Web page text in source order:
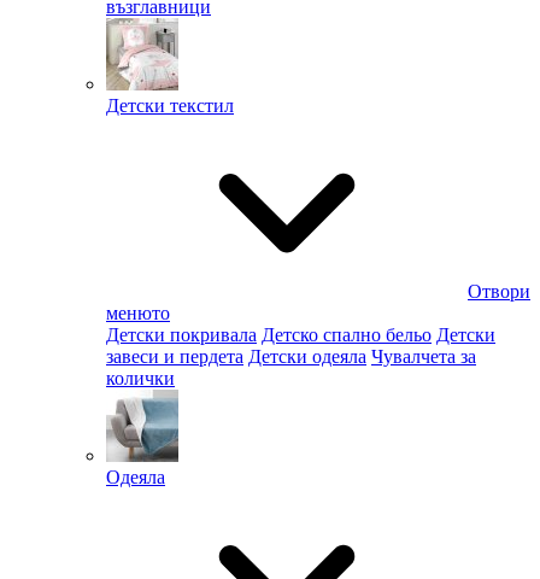
възглавници
Детски текстил
Отвори
менюто
Детски покривала Детско спално бельо Детски
завеси и пердета Детски одеяла Чувалчета за
колички
Одеяла